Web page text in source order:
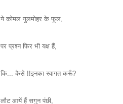
ये कोमल गुलमोहर के फूल,
पर प्रश्न फिर भी यक्ष हैं,
कि... कैसे !!इनका स्वागत करूँ?
लौट आयें हैं सगुन पंछी,